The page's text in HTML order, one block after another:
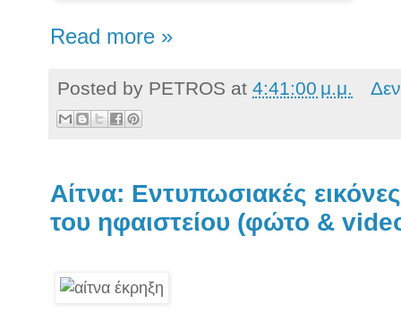
Read more »
Posted by PETROS at 4:41:00 μ.μ.
Αίτνα: Εντυπωσιακές
του ηφαιστείου (φώτο &